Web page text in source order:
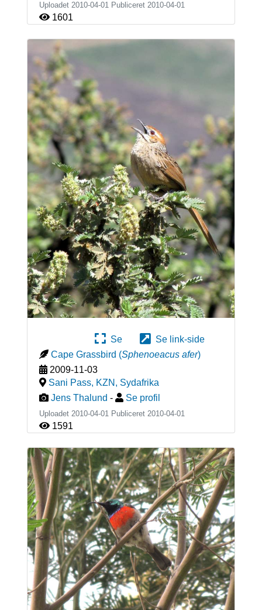
Uploadet 2010-04-01 Publiceret 2010-04-01
1601
Se
Se link-side
Cape Grassbird (Sphenoeacus afer)
2009-11-03
Sani Pass, KZN , Sydafrika
Jens Thalund - Se profil
Uploadet 2010-04-01 Publiceret 2010-04-01
1591